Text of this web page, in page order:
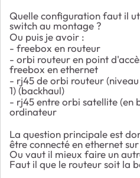
Quelle configuration faut il
switch au montage ?
Ou puis je avoir :
- freebox en routeur
- orbi routeur en point
freebox en ethernet
- rj45 de orbi routeur
1) (backhaul)
- rj45 entre orbi satellite (en
ordinateur
La question principale est
être connecté en ethernet
Ou vaut il mieux faire un
Faut il que le routeur soit la